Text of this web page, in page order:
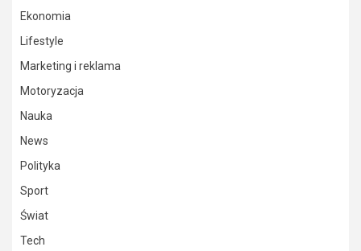
Ekonomia
Lifestyle
Marketing i reklama
Motoryzacja
Nauka
News
Polityka
Sport
Świat
Tech